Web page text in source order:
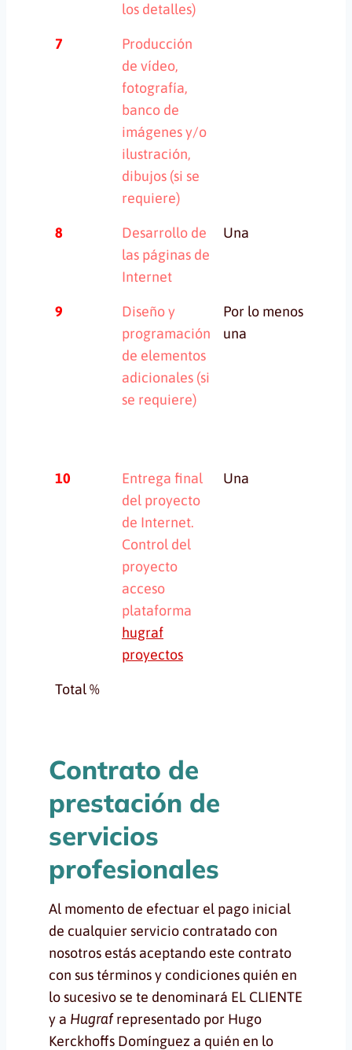
los detalles)
7
Producción
de vídeo,
fotografía,
banco de
imágenes y/o
ilustración,
dibujos (si se
requiere)
8
Desarrollo de
las páginas de
Internet
Una
9
Diseño y
programación
de elementos
adicionales (si
se requiere)
Por lo menos
una
10
Entrega final
del proyecto
de Internet.
Control del
proyecto
acceso
plataforma
hugraf
proyectos
Una
Total %
Contrato de
prestación de
servicios
profesionales
Al momento de efectuar el pago inicial
de cualquier servicio contratado con
nosotros estás aceptando este contrato
con sus términos y condiciones quién en
lo sucesivo se te denominará EL CLIENTE
y a Hugrafrepresentado por Hugo
Kerckhoffs Domínguez a quién en lo